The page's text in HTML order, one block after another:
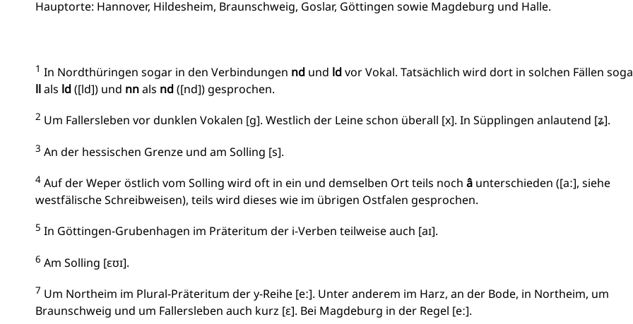
Hauptorte: Hannover, Hildesheim, Braunschweig, Goslar, Göttingen sowie Magdeburg und Halle.
1 In Nordthüringen sogar in den Verbindungen nd und ldvor Vokal. Tatsächlich wird dort in solchen Fällen
llals ld([ld]) und nnals nd([nd]) gesprochen.
2 Um Fallersleben vor dunklen Vokalen [g]. Westlich der Leine schon überall [x]. In Süpplingen anlautend [ʑ].
3 An der hessischen Grenze und am Solling [s].
4 Auf der Weper östlich vom Solling wird oft in ein und demselben Ort teils noch â unterschieden ([aː], siehe
westfälische Schreibweisen), teils wird dieses wie im übrigen Ostfalen gesprochen.
5 In Göttingen-Grubenhagen im Präteritum der i-Verben teilweise auch [aɪ].
6 Am Solling [ɛʊɪ].
7 Um Northeim im Plural-Präteritum der y-Reihe [eː]. Unter anderem im Harz, an der Bode, in Northeim, um
Braunschweig und um Fallersleben auch kurz [ɛ]. Bei Magdeburg in der Regel [eː].